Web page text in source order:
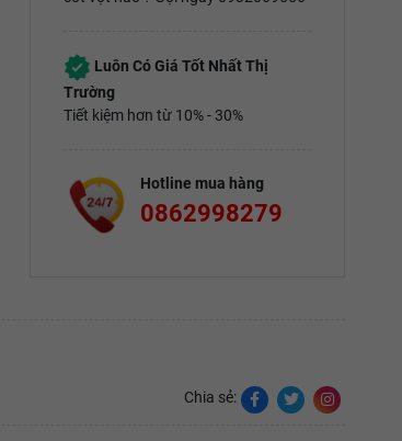
Luôn Có Giá Tốt Nhất Thị
Trường
Tiết kiệm hơn từ 10% - 30%
Hotline mua hàng
0862998279
Chia sẻ: